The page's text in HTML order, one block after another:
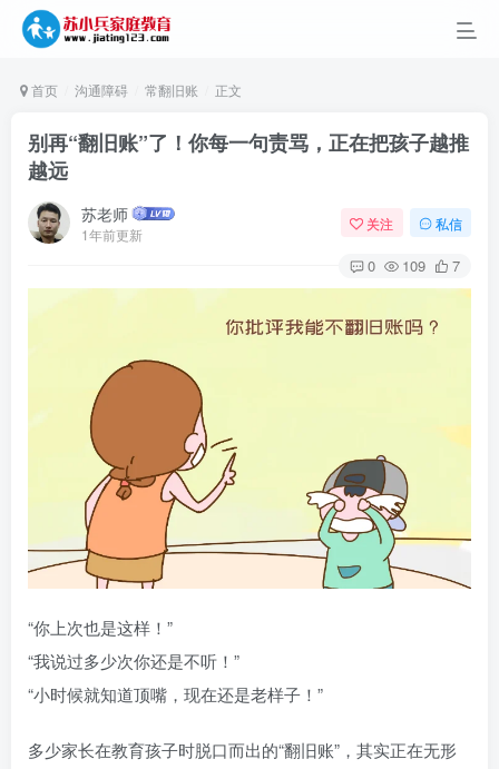
首页 沟通障碍 常翻旧账 正文
别再“翻旧账”了！你每一句责骂，正在把孩子越推
越远
苏老师
1年前更新
关注 私信
0 109 7
“你上次也是这样！”
“我说过多少次你还是不听！”
“小时候就知道顶嘴，现在还是老样子！”
多少家长在教育孩子时脱口而出的“翻旧账”，其实正在无形